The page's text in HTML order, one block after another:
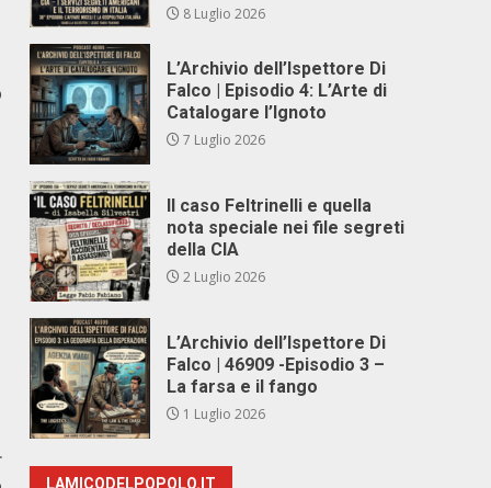
8 Luglio 2026
L’Archivio dell’Ispettore Di
Falco | Episodio 4: L’Arte di
Catalogare l’Ignoto
7 Luglio 2026
Il caso Feltrinelli e quella
nota speciale nei file segreti
della CIA
2 Luglio 2026
L’Archivio dell’Ispettore Di
Falco | 46909 -Episodio 3 –
La farsa e il fango
1 Luglio 2026
LAMICODELPOPOLO.IT